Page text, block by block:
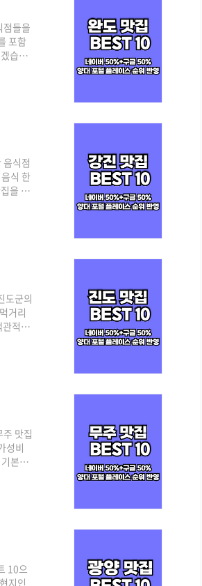
점들을
포함
습니
구글
식점
식 한
을 정
은 곳
도군의
거리
관적인
찾는
맛집
성비
본적
적인
10으
지인